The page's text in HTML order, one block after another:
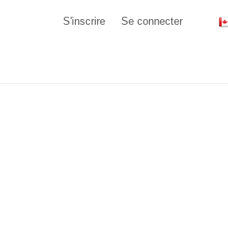
S'inscrire Se connecter